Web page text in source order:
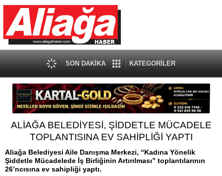
SON DAKİKA KATEGORİLER
ALİAĞA BELEDİYESİ, ŞİDDETLE MÜCADELE
TOPLANTISINA EV SAHİPLİĞİ YAPTI
Aliağa Belediyesi Aile Danışma Merkezi, “Kadına Yönelik
Şiddetle Mücadelede İş Birliğinin Artırılması” toplantılarının
26’ncısına ev sahipliği yaptı.